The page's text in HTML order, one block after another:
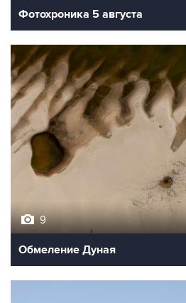
Фотохроника 5 августа
9
Обмеление Дуная